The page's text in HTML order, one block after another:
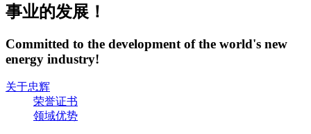
事业的发展！
Committed to the development of the world's new
energy industry!
关于忠辉
荣誉证书
领域优势